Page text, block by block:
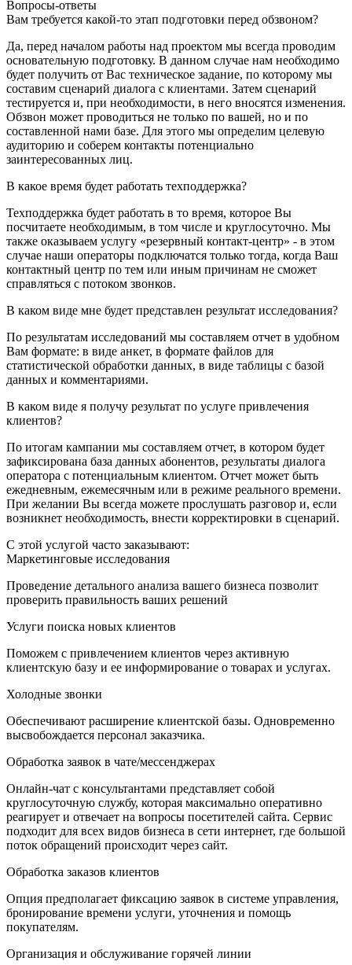
Вопросы-ответы
Вам требуется какой-то этап подготовки перед обзвоном?
Да, перед началом работы над проектом мы всегда проводим
основательную подготовку. В данном случае нам необходимо
будет получить от Вас техническое задание, по которому мы
составим сценарий диалога с клиентами. Затем сценарий
тестируется и, при необходимости, в него вносятся изменения.
Обзвон может проводиться не только по вашей, но и по
составленной нами базе. Для этого мы определим целевую
аудиторию и соберем контакты потенциально
заинтересованных лиц.
В какое время будет работать техподдержка?
Техподдержка будет работать в то время, которое Вы
посчитаете необходимым, в том числе и круглосуточно. Мы
также оказываем услугу «резервный контакт-центр» - в этом
случае наши операторы подключатся только тогда, когда Ваш
контактный центр по тем или иным причинам не сможет
справляться с потоком звонков.
В каком виде мне будет представлен результат исследования?
По результатам исследований мы составляем отчет в удобном
Вам формате: в виде анкет, в формате файлов для
статистической обработки данных, в виде таблицы с базой
данных и комментариями.
В каком виде я получу результат по услуге привлечения
клиентов?
По итогам кампании мы составляем отчет, в котором будет
зафиксирована база данных абонентов, результаты диалога
оператора с потенциальным клиентом. Отчет может быть
ежедневным, ежемесячным или в режиме реального времени.
При желании Вы всегда можете прослушать разговор и, если
возникнет необходимость, внести корректировки в сценарий.
С этой услугой часто заказывают:
Маркетинговые исследования
Проведение детального анализа вашего бизнеса позволит
проверить правильность ваших решений
Услуги поиска новых клиентов
Поможем с привлечением клиентов через активную
клиентскую базу и ее информирование о товарах и услугах.
Холодные звонки
Обеспечивают расширение клиентской базы. Одновременно
высвобождается персонал заказчика.
Обработка заявок в чате/мессенджерах
Онлайн-чат с консультантами представляет собой
круглосуточную службу, которая максимально оперативно
реагирует и отвечает на вопросы посетителей сайта. Сервис
подходит для всех видов бизнеса в сети интернет, где большой
поток обращений происходит через сайт.
Обработка заказов клиентов
Опция предполагает фиксацию заявок в системе управления,
бронирование времени услуги, уточнения и помощь
покупателям.
Организация и обслуживание горячей линии